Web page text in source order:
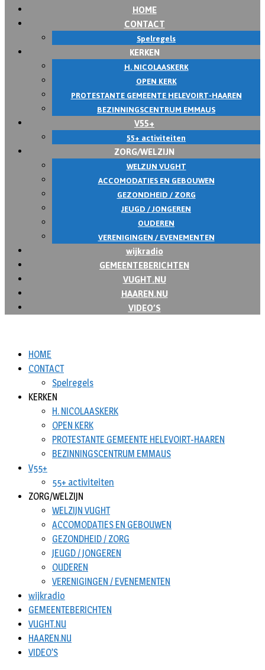
HOME
CONTACT
Spelregels
KERKEN
H. NICOLAASKERK
OPEN KERK
PROTESTANTE GEMEENTE HELEVOIRT-HAAREN
BEZINNINGSCENTRUM EMMAUS
V55+
55+ activiteiten
ZORG/WELZIJN
WELZIJN VUGHT
ACCOMODATIES EN GEBOUWEN
GEZONDHEID / ZORG
JEUGD / JONGEREN
OUDEREN
VERENIGINGEN / EVENEMENTEN
wijkradio
GEMEENTEBERICHTEN
VUGHT.NU
HAAREN.NU
VIDEO’S
HOME
CONTACT
Spelregels
KERKEN
H. NICOLAASKERK
OPEN KERK
PROTESTANTE GEMEENTE HELEVOIRT-HAAREN
BEZINNINGSCENTRUM EMMAUS
V55+
55+ activiteiten
ZORG/WELZIJN
WELZIJN VUGHT
ACCOMODATIES EN GEBOUWEN
GEZONDHEID / ZORG
JEUGD / JONGEREN
OUDEREN
VERENIGINGEN / EVENEMENTEN
wijkradio
GEMEENTEBERICHTEN
VUGHT.NU
HAAREN.NU
VIDEO’S